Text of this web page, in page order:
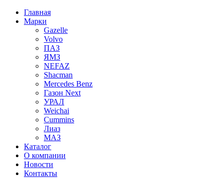
Главная
Марки
Gazelle
Volvo
ПАЗ
ЯМЗ
NEFAZ
Shacman
Mercedes Benz
Газон Next
УРАЛ
Weichai
Cummins
Лиаз
МАЗ
Каталог
О компании
Новости
Контакты